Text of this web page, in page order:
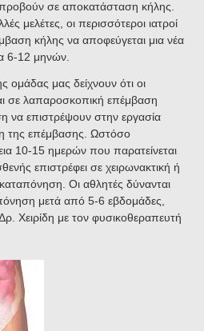
σε αποκατάσταση κήλης.
μελέτες, οι περισσότεροι ιατροί
κήλης να αποφεύγεται μια νέα
6-12 μηνών.
ομάδας μας δείχνουν ότι οι
σε λαπαροσκοπική επέμβαση
να επιστρέψουν στην εργασία
της επέμβασης. Ωστόσο
10-15 ημερών που παρατείνεται
επιστρέφει σε χειρωνακτική ή
Οι αθλητές δύνανται
μετά από 5-6 εβδομάδες,
Χειρίδη με τον φυσικοθεραπευτή